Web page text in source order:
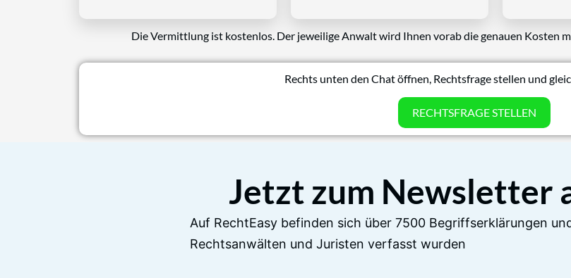
Die Vermittlung ist kostenlos. Der jeweilige Anwalt wird Ihnen vorab die genauen Kosten
Rechts unten den Chat öffnen, Rechtsfrage stellen und
RECHTSFRAGE STELLEN
Jetzt zum Newsletter
Auf RechtEasy befinden sich über 7500 Begriffserklärungen
Rechtsanwälten und Juristen verfasst wurden